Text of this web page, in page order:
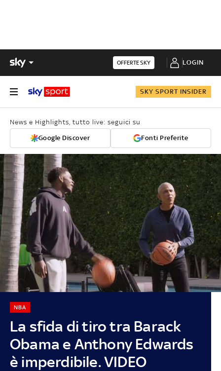
OFFERTE SKY LOGIN
SKY SPORT INSIDER
News e Highlights, tutto live: seguici su
Google Discover Fonti Preferite
La sfida di tiro tra Barack
Obama e Anthony Edwards
è imperdibile. VIDEO
NBA